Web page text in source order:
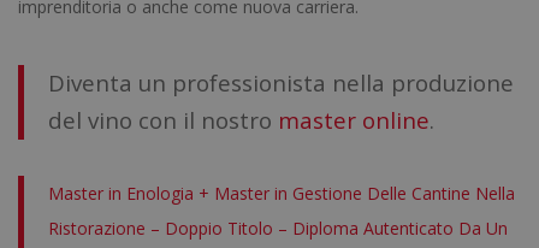
imprenditoria o anche come nuova carriera.
Diventa un professionista nella produzione
del vino con il nostro master online.
Master in Enologia + Master in Gestione Delle Cantine Nella
Ristorazione – Doppio Titolo – Diploma Autenticato Da Un